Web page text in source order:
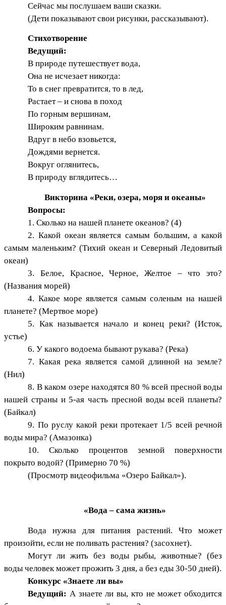
Сейчас мы послушаем ваши сказки.
(Дети показывают свои рисунки, рассказывают).
Стихотворение
Ведущий:
В природе путешествует вода,
Она не исчезает никогда:
То в снег превратится, то в лед,
Растает – и снова в поход
По горным вершинам,
Широким равнинам.
Вдруг в небо взовьется,
Дождями вернется.
Вокруг оглянитесь,
В природу вглядитесь…
Викторина «Реки, озера, моря и океаны»
Вопросы:
1. Сколько на нашей планете океанов? (4)
2. Какой океан является самым большим, а какой
самым маленьким? (Тихий океан и Северный Ледовитый
океан)
3. Белое, Красное, Черное, Желтое – что это?
(Названия морей)
4. Какое море является самым соленым на нашей
планете? (Мертвое море)
5. Как называется начало и конец реки? (Исток,
устье)
6. У какого водоема бывают рукава? (Река)
7. Какая река является самой длинной на земле?
(Нил)
8. В каком озере находятся 80 % всей пресной воды
нашей страны и 5-ая часть пресной воды всей планеты?
(Байкал)
9. По руслу какой реки протекает 1/5 всей речной
воды мира? (Амазонка)
10. Сколько процентов земной поверхности
покрыто водой? (Примерно 70 %)
(Просмотр видеофильма «Озеро Байкал»).
«Вода – сама жизнь»
Вода нужна для питания растений. Что может
произойти, если не поливать растения? (засохнет).
Могут ли жить без воды рыбы, животные? (без
воды человек может прожить 3 дня, а без еды 30-50 дней).
Конкурс «Знаете ли вы»
Ведущий: А знаете ли вы, кто не может обходится